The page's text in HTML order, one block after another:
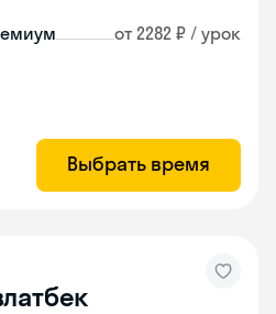
от 2282 ₽ / урок
Выбрать время